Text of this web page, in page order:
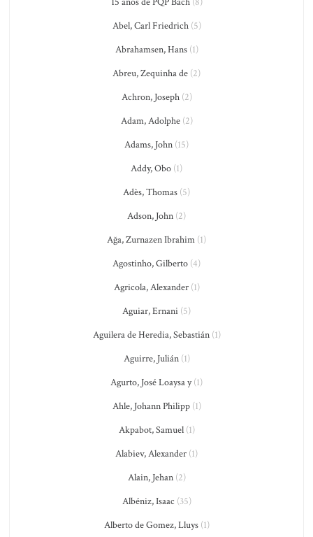
Abel, Carl Friedrich(5)
Abrahamsen, Hans(1)
Abreu, Zequinha de (2)
Achron, Joseph(2)
Adam, Adolphe(2)
Adams, John (15)
Addy, Obo (1)
Adès, Thomas (5)
Adson, John (2)
Ağa, Zurnazen Ibrahim (1)
Agostinho, Gilberto (4)
Agricola, Alexander(1)
Aguiar, Ernani (5)
Aguilera de Heredia, Sebastián(1)
Aguirre, Julián(1)
Agurto, José Loaysa y(1)
Ahle, Johann Philipp(1)
Akpabot, Samuel(1)
Alabiev, Alexander (1)
Alain, Jehan(2)
Albéniz, Isaac (35)
Alberto de Gomez, Lluys(1)